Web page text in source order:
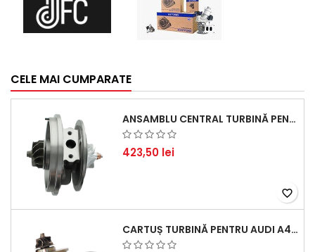
CELE MAI CUMPARATE
ANSAMBLU CENTRAL TURBINĂ PENTRU BMW SERIA 3, SERIA 5 ȘI X3 - PERFORMANȚĂ ȘI FIABILITATE
423,50 lei
favorite_border
CARTUȘ TURBINĂ PENTRU AUDI A4, A6, SKODA SUPERB ȘI VW PASSAT, MOTOR DIESEL 1.9 TDI